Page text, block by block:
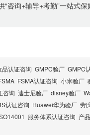
“咨询+辅导+考勤”一站式
品认证咨询 GMPC验厂 GMPC
FSMA认证咨询 小米验厂
咨询 迪士尼验厂 disney验厂
认证咨询 Huawei华为验厂 劳
服务体系认证咨询 产